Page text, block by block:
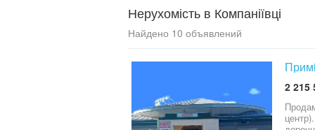
Нерухомість в Компаніївці
Найдено 10 объявлений
2 215
Продам приміщення колишнього універмагу переробленого в дискотеку пiд бiзнес(можливо під
центр)..Приватизовано с